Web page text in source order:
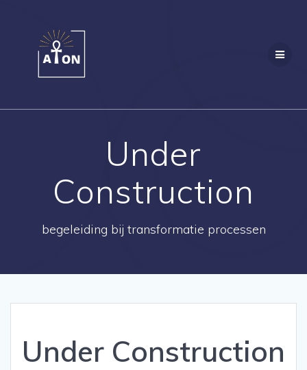
Under
Construction
begeleiding bij transformatie processen
Under Construction